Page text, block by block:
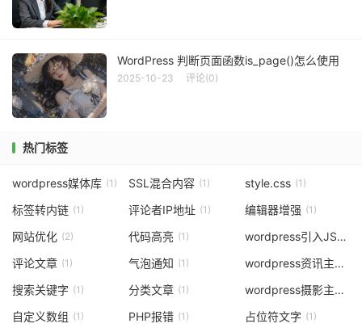
WordPress 判断页面函数is_page()怎么使用
2025-10-23 评论(0)
热门标签
wordpress媒体库 (1) SSL混合内容 (1) style.css (1)
标签转内链 (1) 评论者IP地址 (1) 编辑器增强 (1)
网站优化 (2) 代码高亮 (1) wordpress引入JS
(1)
评论文章 (1) 气泡通知 (1) wordpress资讯主题
搜索关键字 (1) 分类文章 (1) wordpress摄影主题
自定义数组 (1) PHP报错 (1) 占位符文字 (1)